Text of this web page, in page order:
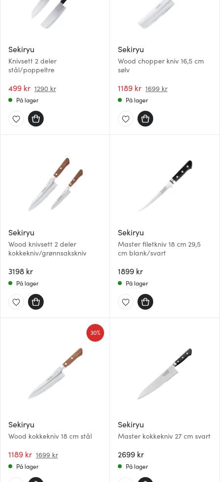
Sekiryu
Knivsett 2 deler
stål/poppeltre
499 kr 1290 kr
På lager
Sekiryu
Wood chopper kniv 16,5 cm
sølv
1189 kr 1699 kr
På lager
Sekiryu
Wood knivsett 2 deler
kokkekniv/grønnsakskniv
3198 kr
På lager
Sekiryu
Master filetkniv 18 cm 29,5
cm blank/svart
1899 kr
På lager
Sekiryu
Wood kokkekniv 18 cm stål
1189 kr 1699 kr
30%
På lager
Sekiryu
Master kokkekniv 27 cm svart
2699 kr
På lager